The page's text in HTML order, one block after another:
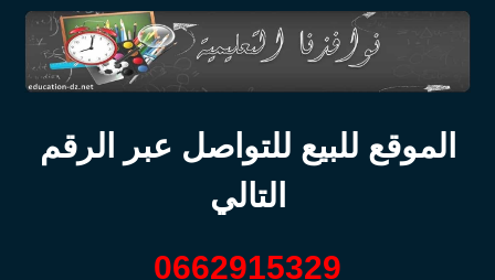
الموقع للبيع للتواصل عبر الرقم
التالي
0662915329